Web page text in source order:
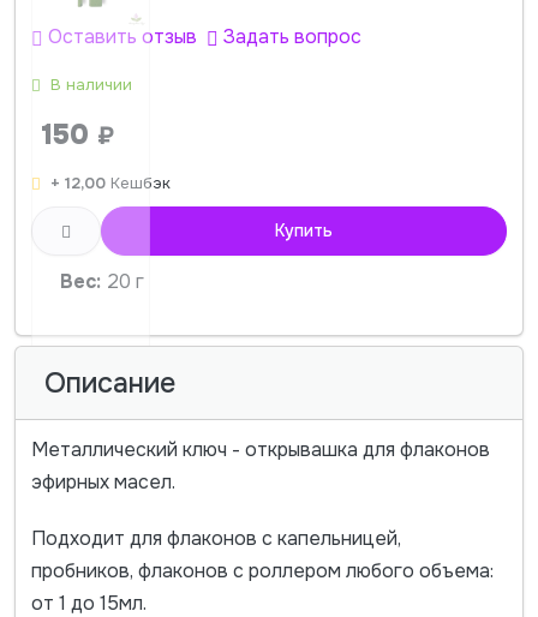
Оставить отзыв Задать вопрос
В наличии
150 ₽
+ 12,00 Кешбэк
Купить
Вес: 20 г
Описание
Металлический ключ - открывашка для флаконов
эфирных масел.
Подходит для флаконов с капельницей,
пробников, флаконов с роллером любого объема:
от 1 до 15мл.